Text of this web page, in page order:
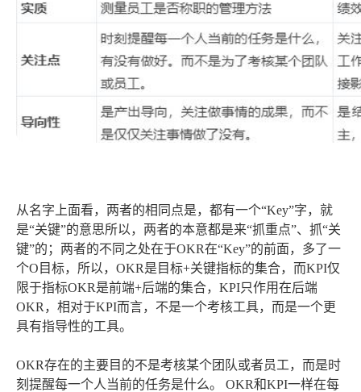
从名字上面看，两者的相同点是，都有一个“Key”字，就
是“关键”的意思所以，两者的本意都是来“抓重点”、抓“关
键”的；两者的不同之处在于OKR在“Key”的前面，多了一
个O目标，所以，OKR是目标+关键指标的集合，而KPI仅
限于指标OKR是前端+后端的集合，KPI只作用在后端
OKR，相对于KPI而言，不是一个考核工具，而是一个更
具有指导性的工具。
OKR存在的主要目的不是考核某个团队或者员工，而是时
刻提醒每一个人当前的任务是什么。 OKR和KPI一样在每